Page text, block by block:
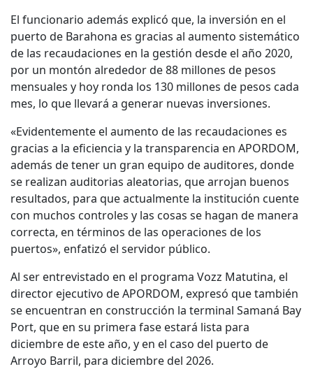
El funcionario además explicó que, la inversión en el
puerto de Barahona es gracias al aumento sistemático
de las recaudaciones en la gestión desde el año 2020,
por un montón alrededor de 88 millones de pesos
mensuales y hoy ronda los 130 millones de pesos cada
mes, lo que llevará a generar nuevas inversiones.
«Evidentemente el aumento de las recaudaciones es
gracias a la eficiencia y la transparencia en APORDOM,
además de tener un gran equipo de auditores, donde
se realizan auditorias aleatorias, que arrojan buenos
resultados, para que actualmente la institución cuente
con muchos controles y las cosas se hagan de manera
correcta, en términos de las operaciones de los
puertos», enfatizó el servidor público.
Al ser entrevistado en el programa Vozz Matutina, el
director ejecutivo de APORDOM, expresó que también
se encuentran en construcción la terminal Samaná Bay
Port, que en su primera fase estará lista para
diciembre de este año, y en el caso del puerto de
Arroyo Barril, para diciembre del 2026.